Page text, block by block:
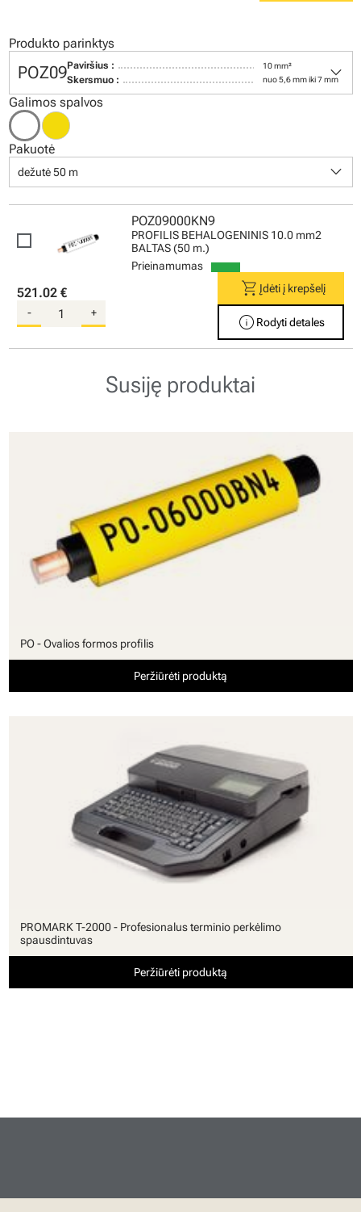
Produkto parinktys
POZ09Paviršius : 10 mm²
Skersmuo : nuo 5,6 mm iki 7 mm
keyboard_arrow_down
Galimos spalvos
Pakuotė
dežutė 50 m keyboard_arrow_down
POZ09000KN9
PROFILIS BEHALOGENINIS 10.0 mm2
BALTAS (50 m.)
Prieinamumas
521.02 €
- +
shopping_cartĮdėti į krepšelį
info Rodyti detales
Susiję produktai
PO - Ovalios formos profilis
Peržiūrėti produktą
PROMARK T-2000 - Profesionalus terminio perkėlimo
spausdintuvas
Peržiūrėti produktą